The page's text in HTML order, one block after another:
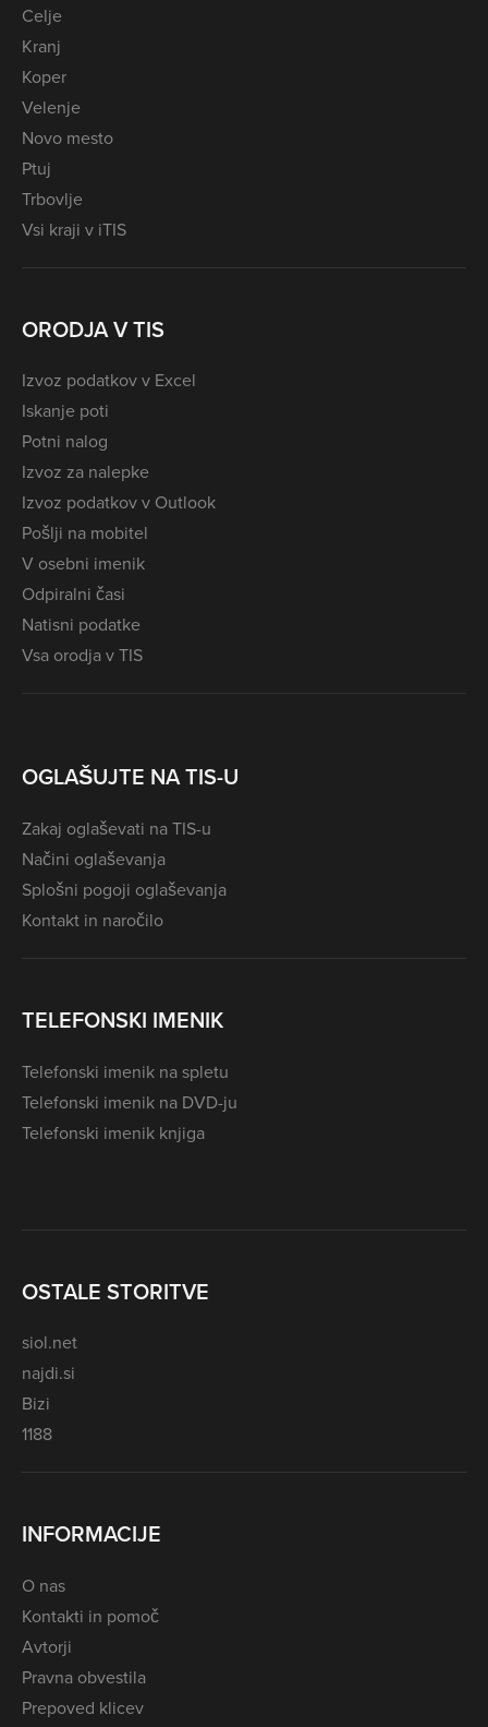
Celje
Kranj
Koper
Velenje
Novo mesto
Ptuj
Trbovlje
Vsi kraji v iTIS
ORODJA V TIS
Izvoz podatkov v Excel
Iskanje poti
Potni nalog
Izvoz za nalepke
Izvoz podatkov v Outlook
Pošlji na mobitel
V osebni imenik
Odpiralni časi
Natisni podatke
Vsa orodja v TIS
OGLAŠUJTE NA TIS-U
Zakaj oglaševati na TIS-u
Načini oglaševanja
Splošni pogoji oglaševanja
Kontakt in naročilo
TELEFONSKI IMENIK
Telefonski imenik na spletu
Telefonski imenik na DVD-ju
Telefonski imenik knjiga
OSTALE STORITVE
siol.net
najdi.si
Bizi
1188
INFORMACIJE
O nas
Kontakti in pomoč
Avtorji
Pravna obvestila
Prepoved klicev